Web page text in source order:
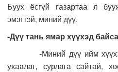
Буух ёсгүй газартаа л
эмэгтэй, миний дүү.
-Дүү тань ямар хүүхэд
-Миний дүү ийм хүүхэд
ухаалаг, сурлага сайтай,